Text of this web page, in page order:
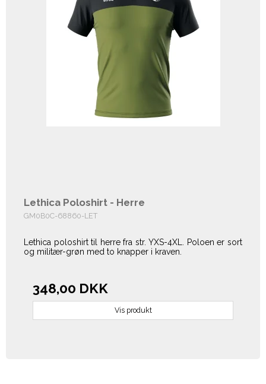
Lethica Poloshirt - Herre
GM0B0C-68860-LET
Lethica poloshirt til herre fra str. YXS-4XL. Poloen er sort
og militær-grøn med to knapper i kraven.
348,00 DKK
Vis produkt